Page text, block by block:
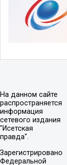
На данном сайте
распространяется
информация
сетевого издания
"Исетская
правда".
Зарегистрировано
Федеральной